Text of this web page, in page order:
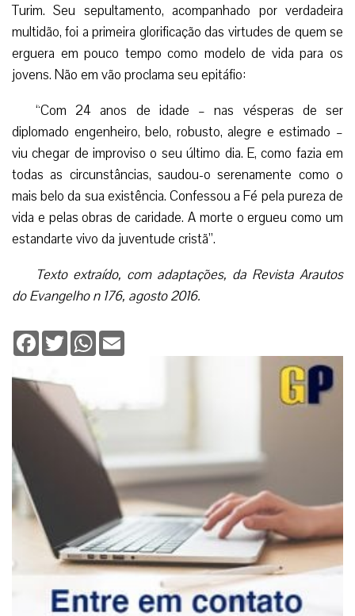
Turim. Seu sepultamento, acompanhado por verdadeira
multidão, foi a primeira glorificação das virtudes de quem se
erguera em pouco tempo como modelo de vida para os
jovens. Não em vão proclama seu epitáfio:
“Com 24 anos de idade – nas vésperas de ser
diplomado engenheiro, belo, robusto, alegre e estimado –
viu chegar de improviso o seu último dia. E, como fazia em
todas as circunstâncias, saudou-o serenamente como o
mais belo da sua existência. Confessou a Fé pela pureza de
vida e pelas obras de caridade. A morte o ergueu como um
estandarte vivo da juventude cristã”.
Texto extraído, com adaptações, da Revista Arautos
do Evangelho n 176, agosto 2016.
Facebook
TwitterWhatsApp